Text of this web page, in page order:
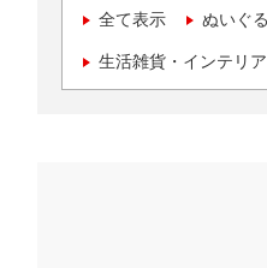
全て表示 ぬいぐ
生活雑貨・インテリ